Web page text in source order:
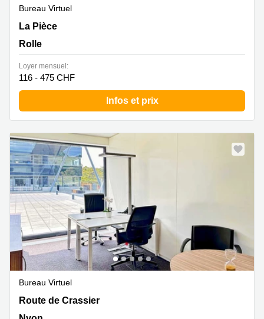
Bureau Virtuel
Z. A. La Pièce 1, Rolle
La Pièce
Rolle
Loyer mensuel:
116 - 475 CHF
Infos et prix
Bureau Virtuel
Route de Crassier 7,Nyon, Nyon
Route de Crassier